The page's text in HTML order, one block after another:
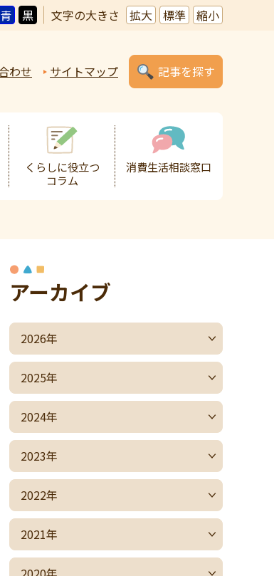
青 黒 文字の大きさ 拡大 標準 縮小
わせ サイトマップ 記事を探す
くらしに役立つ
コラム
消費生活相談窓口
アーカイブ
2026年
2025年
2024年
2023年
2022年
2021年